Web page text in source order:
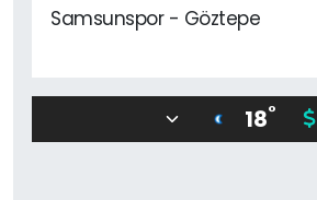
Samsunspor - Göztepe
18°